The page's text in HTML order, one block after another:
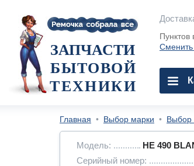
Пунктов
Сменить
ЗАПЧАСТИ
БЫТОВОЙ
ТЕХНИКИ
Главная • Выбор марки • Выбор
Модель:
HE 490
Серийный номер: